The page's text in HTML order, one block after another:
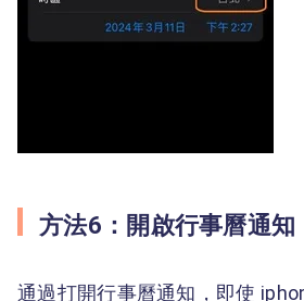
方法6：開啟行事曆通知
通過打開行事曆通知，即使